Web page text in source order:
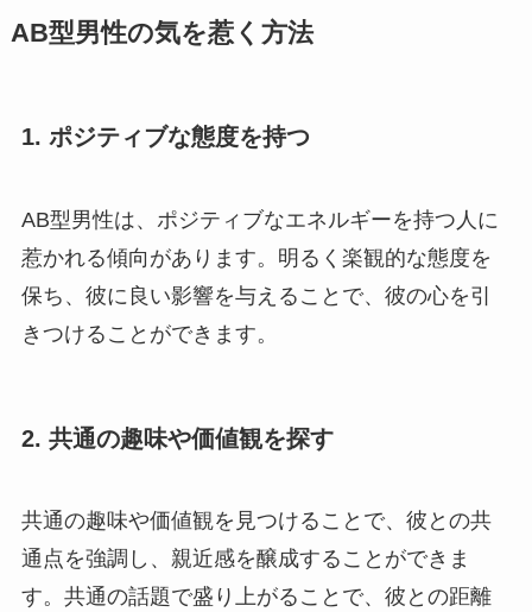
AB型男性の気を惹く方法
1. ポジティブな態度を持つ
AB型男性は、ポジティブなエネルギーを持つ人に
惹かれる傾向があります。明るく楽観的な態度を
保ち、彼に良い影響を与えることで、彼の心を引
きつけることができます。
2. 共通の趣味や価値観を探す
共通の趣味や価値観を見つけることで、彼との共
通点を強調し、親近感を醸成することができま
す。共通の話題で盛り上がることで、彼との距離